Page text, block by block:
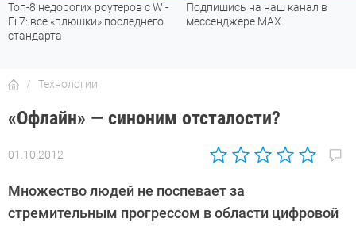
Топ-8 недорогих роутеров с Wi-
Fi 7: все «плюшки» последнего
стандарта
Подпишись на наш канал в
мессенджере МАХ
Технологии
«Офлайн» — синоним отсталости?
01.10.2012
Автор:
Множество людей не поспевает за
стремительным прогрессом в области цифровой